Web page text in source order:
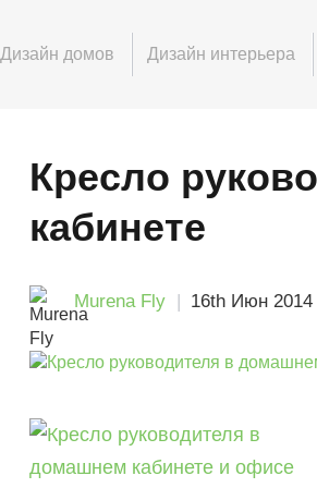
Дизайн домов Дизайн интерьера
Кресло
кабинете
Murena Fly 16th Июн 2014